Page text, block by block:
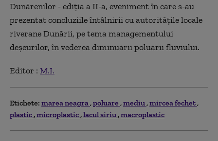
Dunărenilor - ediţia a II-a, eveniment în care s-au
prezentat concluziile întâlnirii cu autorităţile locale
riverane Dunării, pe tema managementului
deşeurilor, în vederea diminuării poluării fluviului.
Editor : M.I.
Etichete: marea neagra poluare mediu mircea fechet
plastic microplastic lacul siriu macroplastic